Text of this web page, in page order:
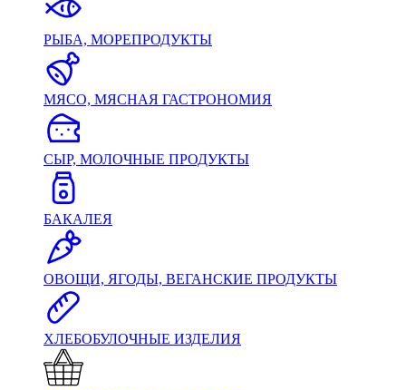
РЫБА, МОРЕПРОДУКТЫ
МЯСО, МЯСНАЯ ГАСТРОНОМИЯ
СЫР, МОЛОЧНЫЕ ПРОДУКТЫ
БАКАЛЕЯ
ОВОЩИ, ЯГОДЫ, ВЕГАНСКИЕ ПРОДУКТЫ
ХЛЕБОБУЛОЧНЫЕ ИЗДЕЛИЯ